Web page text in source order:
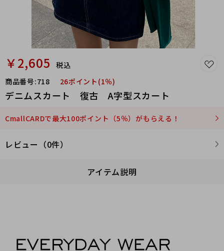
￥2,605
税込
商品番号:718 26ポイント(1％)
デニムスカート 復古 A字型スカート
CmallCARDで最大100ポイント（5％）がもらえる！
レビュー（0件）
アイテム説明